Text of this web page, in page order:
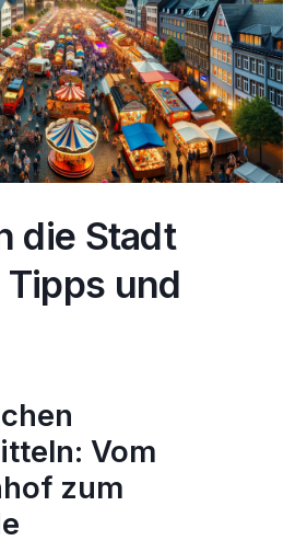
die Stadt
und
Vom
zum